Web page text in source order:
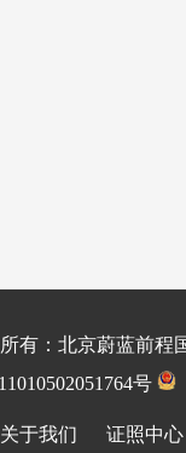
有：北京蔚蓝前程
号
关于我们 证照中心